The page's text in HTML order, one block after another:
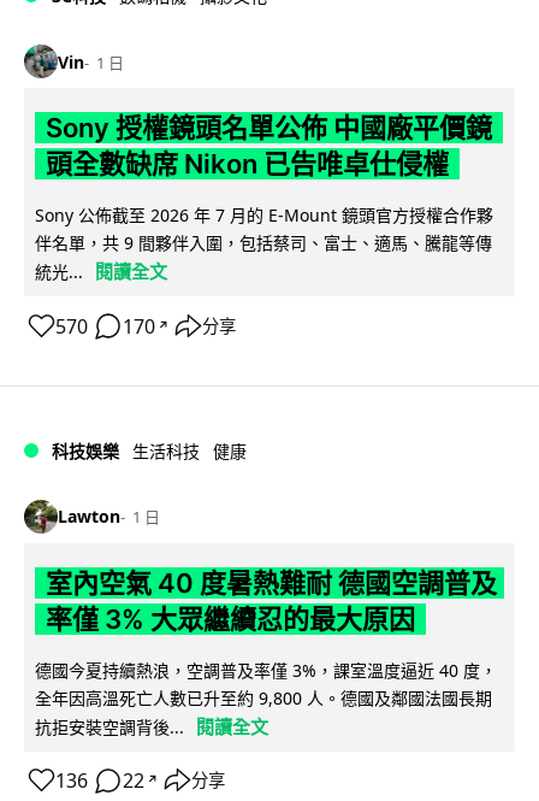
Vin 1 日
Sony 授權鏡頭名單公佈 中國廠平價鏡
頭全數缺席 Nikon 已告唯卓仕侵權
Sony 公佈截至 2026 年 7 月的 E-Mount 鏡頭官方授權合作夥
伴名單，共 9 間夥伴入圍，包括蔡司、富士、適馬、騰龍等傳
統光...
閱讀全文
570 170 ↗ 分享
科技娛樂 生活科技 健康
Lawton 1 日
室內空氣 40 度暑熱難耐 德國空調普及
率僅 3% 大眾繼續忍的最大原因
德國今夏持續熱浪，空調普及率僅 3%，課室溫度逼近 40 度，
全年因高溫死亡人數已升至約 9,800 人。德國及鄰國法國長期
抗拒安裝空調背後...
閱讀全文
136 22 ↗ 分享